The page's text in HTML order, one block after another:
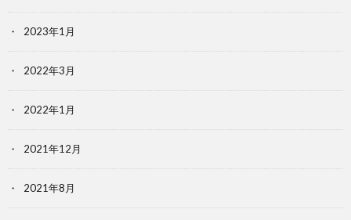
2023年1月
2022年3月
2022年1月
2021年12月
2021年8月